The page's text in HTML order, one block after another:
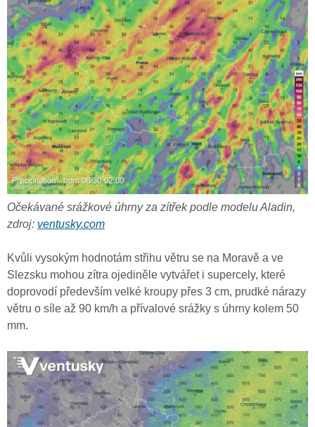
Očekávané srážkové úhrny za zítřek podle modelu Aladin,
zdroj: ventusky.com
Kvůli vysokým hodnotám střihu větru se na Moravě a ve
Slezsku mohou zítra ojediněle vytvářet i supercely, které
doprovodí především velké kroupy přes 3 cm, prudké nárazy
větru o síle až 90 km/h a přívalové srážky s úhrny kolem 50
mm.